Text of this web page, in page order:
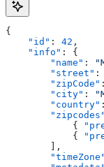
{
    "id"
: 42 ,
    "info"
: {
        "name"
:
        "street"
:
        "zipCode"
        "city"
:
        "country"
        "zipcodes"
            {
            {
        ],
        "timeZone"